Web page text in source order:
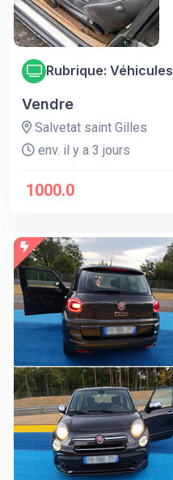
Rubrique: Véhicules
Vendre
Salvetat saint Gilles
env. il y a 3 jours
1000.0